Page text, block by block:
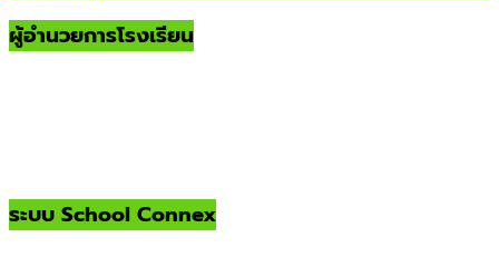
ผู้อำนวยการโรงเรียน
ระบบ School Connex